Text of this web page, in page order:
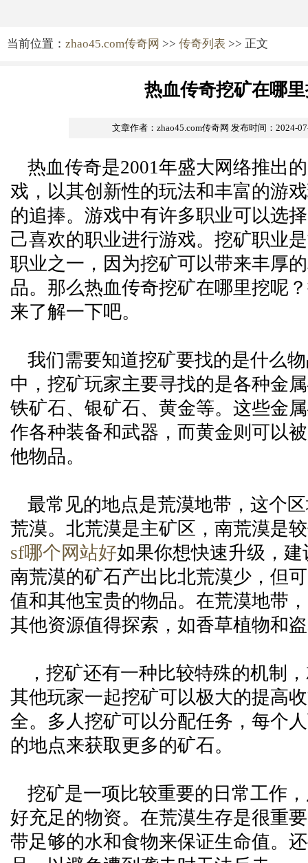
当前位置： zhao45.com传奇网 >> 传奇列表 >> 正文
热血传奇挖矿在哪
文章作者：zhao45.com传奇网 发布时间：2024-
热血传奇是2001年盛大网络推出
戏，以其创新性的玩法和丰富的游
的追捧。游戏中有许多职业可以选
己喜欢的职业进行游戏。挖矿职业
职业之一，因为挖矿可以带来丰厚
品。那么热血传奇挖矿在哪里挖呢
来了解一下吧。
我们需要知道挖矿要找的是什么
中，挖矿玩家主要寻找的是各种金
铁矿石、银矿石、黄金等。这些金
作各种装备和武器，而黄金则可以
他物品。
最常见的地点是荒漠地带，这个
荒漠。北荒漠是主矿区，南荒漠是
sf哪个网站好如果你想快速升级，
南荒漠的矿石产出比北荒漠少，但
值和其他宝贵的物品。在荒漠地带
其他资源值得探索，如香草植物和
，挖矿还有一种比较特殊的机制
其他玩家一起挖矿可以极大的提高
全。多人挖矿可以分配任务，每个
的地点来获取更多的矿石。
挖矿是一项比较重要的日常工作
好充足的物资。在荒漠生存是很重
带足够的水和食物来保证生命值。